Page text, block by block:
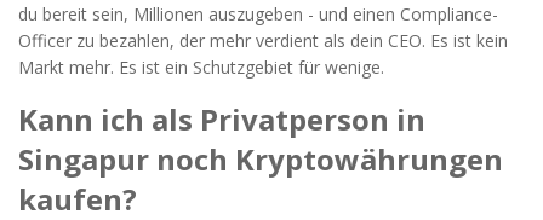
du bereit sein, Millionen auszugeben - und einen Compliance-
Officer zu bezahlen, der mehr verdient als dein CEO. Es ist kein
Markt mehr. Es ist ein Schutzgebiet für wenige.
Kann ich als Privatperson in
Singapur noch Kryptowährungen
kaufen?